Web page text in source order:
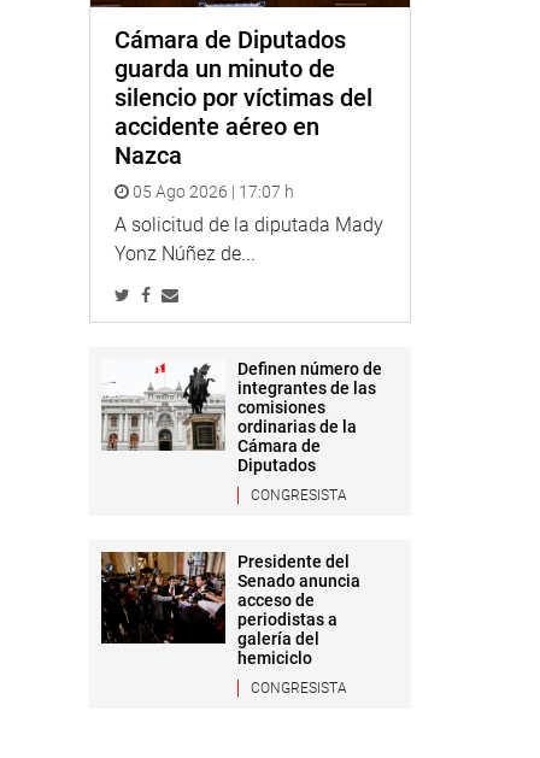
Cámara de Diputados
guarda un minuto de
silencio por víctimas del
accidente aéreo en
Nazca
05 Ago 2026 | 17:07 h
A solicitud de la diputada Mady
Yonz Núñez de...
Definen número de
integrantes de las
comisiones
ordinarias de la
Cámara de
Diputados
CONGRESISTA
Presidente del
Senado anuncia
acceso de
periodistas a
galería del
hemiciclo
CONGRESISTA